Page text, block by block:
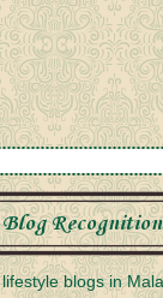
Blog Recognition